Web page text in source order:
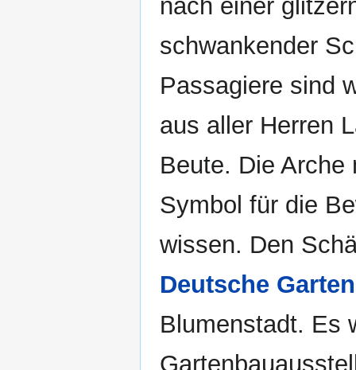
nach einer
schwankender
Passagiere sind
aus aller Herren
Beute. Die
Symbol für die
wissen. Den
Deutsche
Blumenstadt. Es